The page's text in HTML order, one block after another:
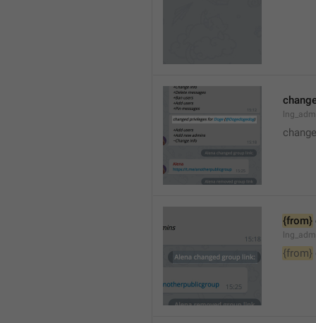
{from}
{from}